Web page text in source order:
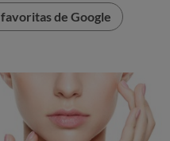
de Google